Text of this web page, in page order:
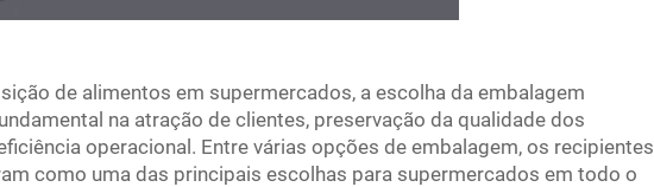
de alimentos em supermercados, a escolha da embalagem
na atração de clientes, preservação da qualidade dos
operacional. Entre várias opções de embalagem, os recipientes
como uma das principais escolhas para supermercados em todo o